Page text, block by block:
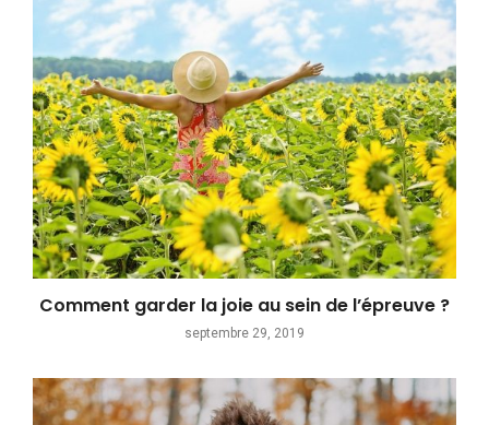
Comment garder la joie au sein de l’épreuve ?
septembre 29, 2019